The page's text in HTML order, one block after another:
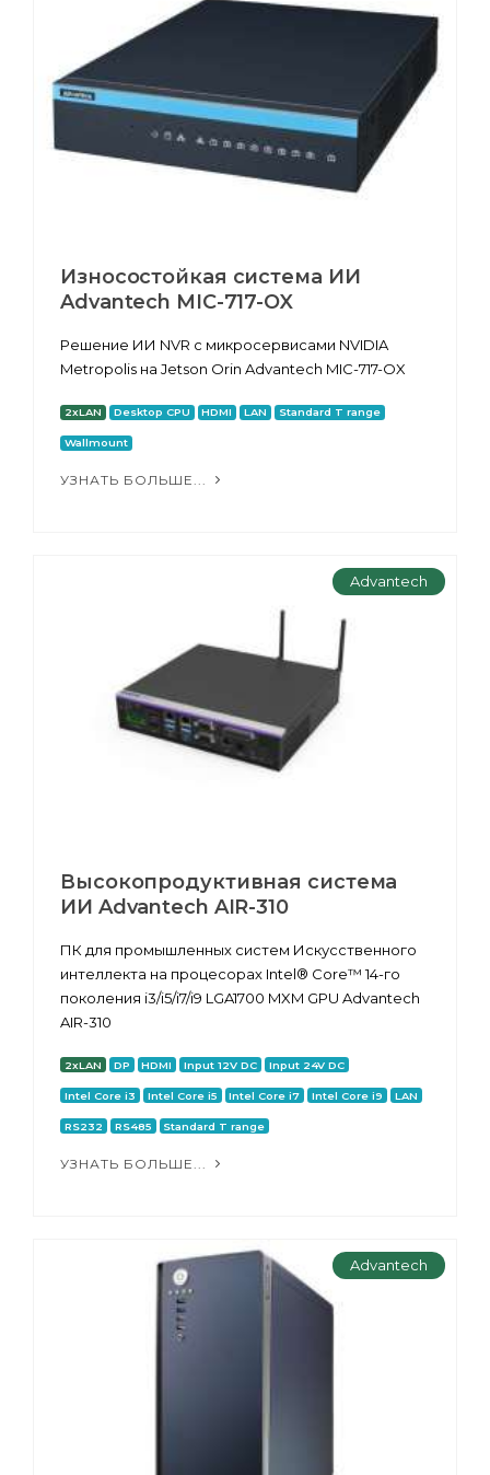
Износостойкая система ИИ
Advantech MIC-717-OX
Решение ИИ NVR с микросервисами NVIDIA
Metropolis на Jetson Orin Advantech MIC-717-OX
2xLAN Desktop CPU HDMI LAN Standard T range
Wallmount
УЗНАТЬ БОЛЬШЕ...
Advantech
Высокопродуктивная система
ИИ Advantech AIR-310
ПК для промышленных систем Искусственного
интеллекта на процесорах Intel® Core™ 14-го
поколения i3/i5/i7/i9 LGA1700 MXM GPU Advantech
AIR-310
2xLAN DP HDMI Input 12V DC Input 24V DC
Intel Core i3 Intel Core i5 Intel Core i7 Intel Core i9 LAN
RS232 RS485 Standard T range
УЗНАТЬ БОЛЬШЕ...
Advantech